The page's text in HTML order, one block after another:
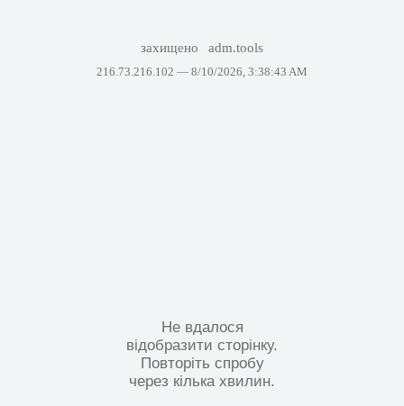
захищено adm.tools
216.73.216.102 — 8/10/2026, 3:38:43 AM
Не вдалося
відобразити сторінку.
Повторіть спробу
через кілька хвилин.